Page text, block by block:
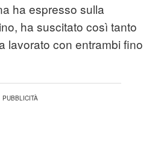
ha espresso sulla
ha suscitato così tanto
lavorato con entrambi fino